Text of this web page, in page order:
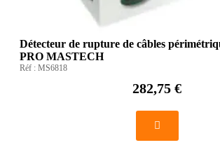
Détecteur de rupture de câbles
PRO MASTECH
Réf : MS6818
282,75 €